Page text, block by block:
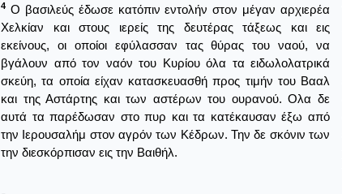
4 Ο βασιλεύς έδωσε κατόπιν εντολήν στον μέγαν αρχιερέα
Χελκίαν και στους ιερείς της δευτέρας τάξεως και εις
εκείνους, οι οποίοι εφύλασσαν τας θύρας του ναού, να
βγάλουν από τον ναόν του Κυρίου όλα τα ειδωλολατρικά
σκεύη, τα οποία είχαν κατασκευασθή προς τιμήν του Βααλ
και της Αστάρτης και των αστέρων του ουρανού. Ολα δε
αυτά τα παρέδωσαν στο πυρ και τα κατέκαυσαν έξω από
την Ιερουσαλήμ στον αγρόν των Κέδρων. Την δε σκόνιν των
την διεσκόρπισαν εις την Βαιθήλ.